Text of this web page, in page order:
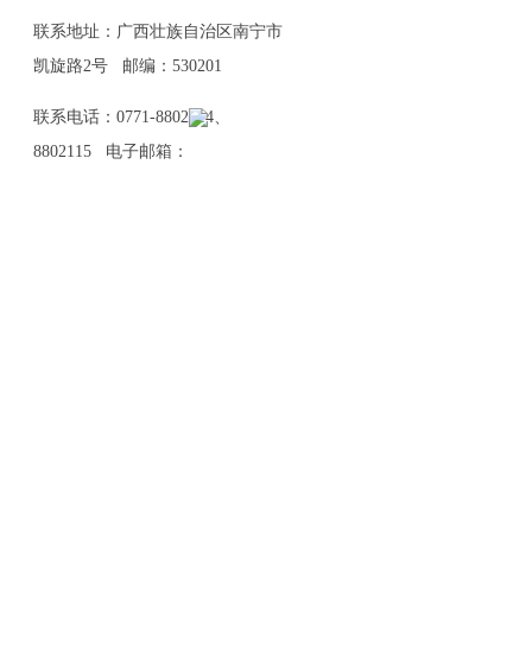
联系地址：广西壮族自治区南宁市
凯旋路2号 邮编：530201
联系电话：0771-8802114、
8802115 电子邮箱：